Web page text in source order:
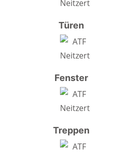
Türen
Fenster
Treppen